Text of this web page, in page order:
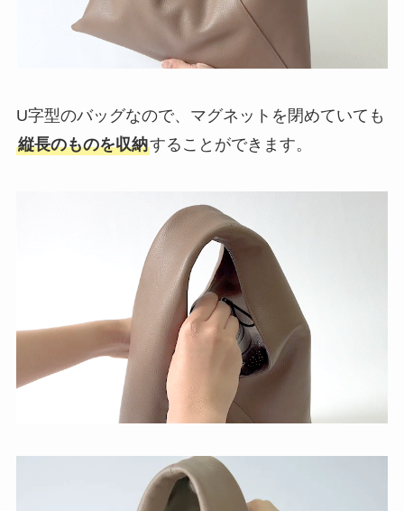
U字型のバッグなので、マグネットを閉めていても
縦長のものを収納することができます。